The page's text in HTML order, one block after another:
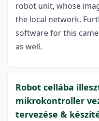
robot unit, whose
the local network.
software for this
as well.
Robot cellába
mikrokontroller
tervezése &